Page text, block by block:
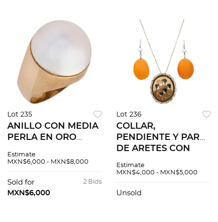
Lot 235
ANILLO CON MEDIA
PERLA EN ORO
Una media perla
crema: 17.3 mm
Estimate
MXN$6,000 - MXN$8,000
2 Bids
Sold for
MXN$6,000
Lot 236
COLLAR,
PENDIENTE Y PAR
DE ARETES CON
EN PLATA Y METAL
Estimate
MXN$4,000 - MXN$5,000
Unsold